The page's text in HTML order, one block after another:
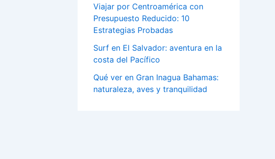
Viajar por Centroamérica con
Presupuesto Reducido: 10
Estrategias Probadas
Surf en El Salvador: aventura en la
costa del Pacífico
Qué ver en Gran Inagua Bahamas:
naturaleza, aves y tranquilidad